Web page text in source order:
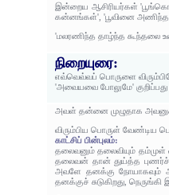
இன்றைய ஆசிரியர்கள்
கன்னங்கள்', 'பூவினை அணிந்த
'மலரணிந்த தாழ்ந்த கூந்தலை
நிறையுரை:
எவ்வெவ்வப் பொருளை
'அவையவை போலுமே'
அவள் தன்னை முழுதாக
விரும்பிய பொருள் வேண்டிய
காட்சிப் பின்புலம்:
தலைவனும் தலைவியும் தம்முள்
தலைவன் தான் துய்த்த
அவளே தனக்கு நோயாகவும்
தனக்குச் சுடுகிறது,